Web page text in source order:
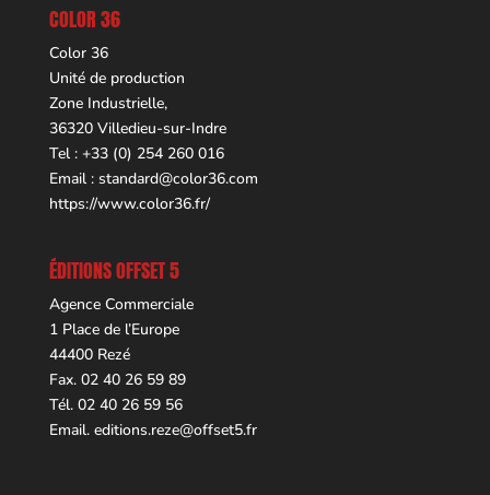
COLOR 36
Color 36
Unité de production
Zone Industrielle,
36320 Villedieu-sur-Indre
Tel : +33 (0) 254 260 016
Email : standard@color36.com
https://www.color36.fr/
ÉDITIONS OFFSET 5
Agence Commerciale
1 Place de l’Europe
44400 Rezé
Fax. 02 40 26 59 89
Tél. 02 40 26 59 56
Email. editions.reze@offset5.fr